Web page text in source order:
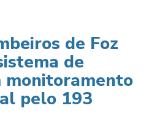
de Foz
de
monitoramento
pelo 193